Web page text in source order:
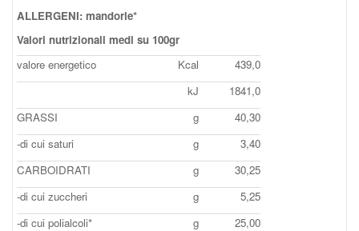
ALLERGENI: mandorle*
Valori nutrizionali medi su 100gr
valore energetico
Kcal
439,0
kJ
1841,0
GRASSI
g
40,30
-di cui saturi
g
3,40
CARBOIDRATI
g
30,25
-di cui zuccheri
g
5,25
-di cui polialcoli*
g
25,00